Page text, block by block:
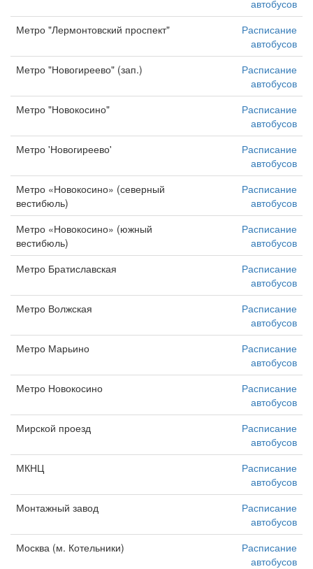
автобусов
Метро "Лермонтовский проспект"
Расписание
автобусов
Метро "Новогиреево" (зап.)
Расписание
автобусов
Метро "Новокосино"
Расписание
автобусов
Метро 'Новогиреево'
Расписание
автобусов
Метро «Новокосино» (северный
вестибюль)
Расписание
автобусов
Метро «Новокосино» (южный
вестибюль)
Расписание
автобусов
Метро Братиславская
Расписание
автобусов
Метро Волжская
Расписание
автобусов
Метро Марьино
Расписание
автобусов
Метро Новокосино
Расписание
автобусов
Мирской проезд
Расписание
автобусов
МКНЦ
Расписание
автобусов
Монтажный завод
Расписание
автобусов
Москва (м. Котельники)
Расписание
автобусов